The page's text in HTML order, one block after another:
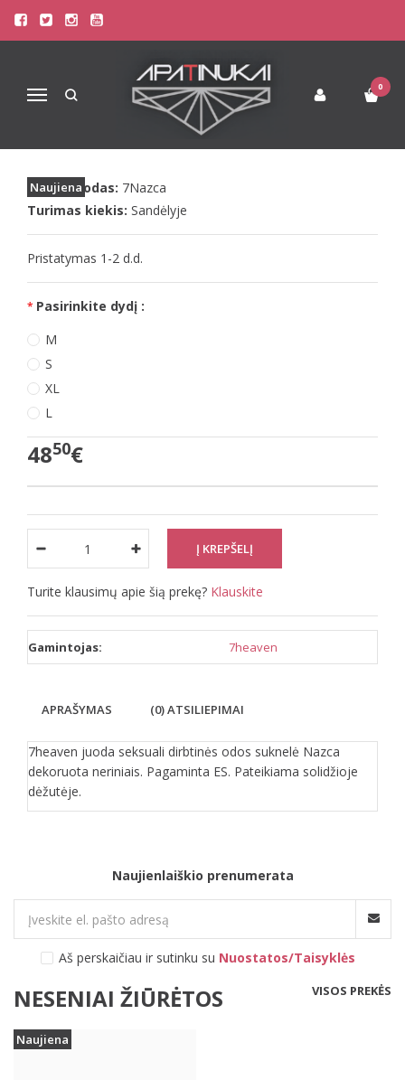
Navigacija
0
Pagrindinis
Apatinis Trikotažas Moterims
Seksualūs Moteriški Apatiniai
7HEAVEN JUODA SEKSUALI
DIRBTINĖS ODOS SUKNELĖ NAZCA
Naujiena
Prekės kodas: 7Nazca
Turimas kiekis: Sandėlyje
Pristatymas 1-2 d.d.
Pasirinkite dydį :
M
S
XL
L
4850€
Turite klausimų apie šią prekę? Klauskite
Gamintojas: 7heaven
APRAŠYMAS (0) ATSILIEPIMAI
7heaven juoda seksuali dirbtinės odos suknelė Nazca
dekoruota neriniais. Pagaminta ES. Pateikiama solidžioje
dėžutėje.
Naujienlaiškio prenumerata
Aš perskaičiau ir sutinku su Nuostatos/Taisyklės
NESENIAI ŽIŪRĖTOS VISOS PREKĖS
Naujiena